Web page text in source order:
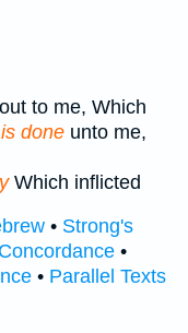
to me, Which
done unto me,
Which inflicted
• Strong's
•
• Parallel Texts